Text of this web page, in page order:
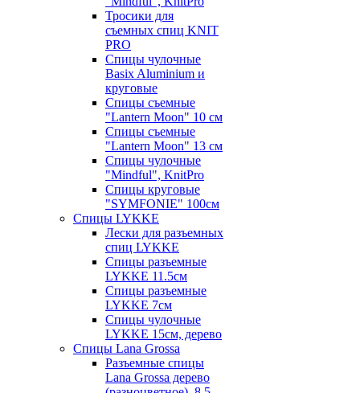
Тросики для
съемных спиц KNIT
PRO
Спицы чулочные
Basix Aluminium и
круговые
Спицы съемные
"Lantern Moon" 10 см
Спицы съемные
"Lantern Moon" 13 см
Спицы чулочные
"Mindful", KnitPro
Спицы круговые
"SYMFONIE" 100см
Спицы LYKKE
Лески для разъемных
спиц LYKKE
Спицы разъемные
LYKKE 11.5см
Спицы разъемные
LYKKE 7см
Спицы чулочные
LYKKE 15см, дерево
Спицы Lana Grossa
Разъемные спицы
Lana Grossa дерево